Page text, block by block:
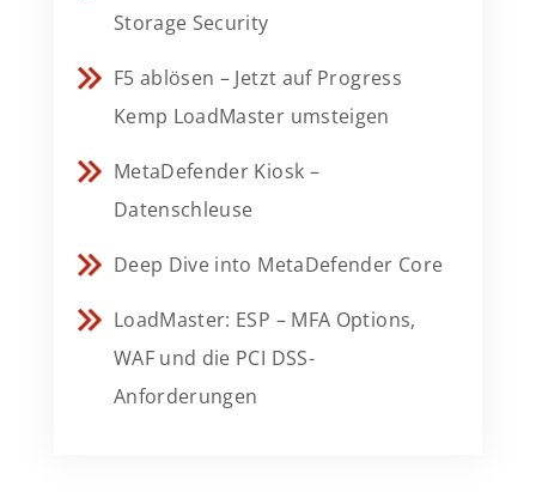
Storage Security
F5 ablösen – Jetzt auf Progress
Kemp LoadMaster umsteigen
MetaDefender Kiosk –
Datenschleuse
Deep Dive into MetaDefender Core
LoadMaster: ESP – MFA Options,
WAF und die PCI DSS-
Anforderungen